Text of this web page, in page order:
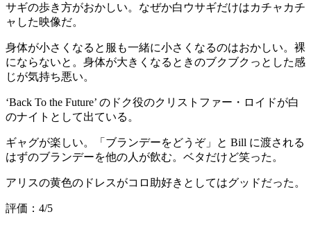
サギの歩き方がおかしい。なぜか白ウサギだけはカチャカチ
ャした映像だ。
身体が小さくなると服も一緒に小さくなるのはおかしい。裸
にならないと。身体が大きくなるときのブクブクっとした感
じが気持ち悪い。
‘Back To the Future’ のドク役のクリストファー・ロイドが白
のナイトとして出ている。
ギャグが楽しい。「ブランデーをどうぞ」と Bill に渡される
はずのブランデーを他の人が飲む。ベタだけど笑った。
アリスの黄色のドレスがコロ助好きとしてはグッドだった。
評価：4/5